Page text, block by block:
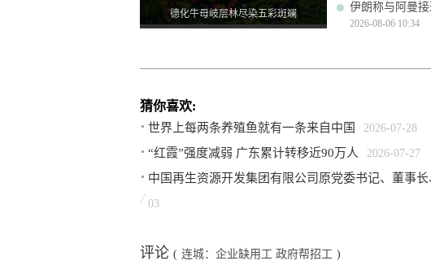
德化牛母岐层林尽染五彩斑斓
伊朗称与阿曼
2026-08-06 10:34
猜你喜欢:
世界上每两条养殖鱼就有一条来自中国 2026-07-28
“红霞”强度减弱 广东累计转移近90万人 2026-07-27
中国再生资源开发集团有限公司原党委书记、董事
03
评论 ( 连城：企业缺用工 政府帮招工 )